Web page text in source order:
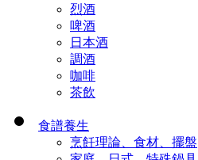
烈酒
啤酒
日本酒
調酒
咖啡
茶飲
食譜養生
烹飪理論、食材、擺盤